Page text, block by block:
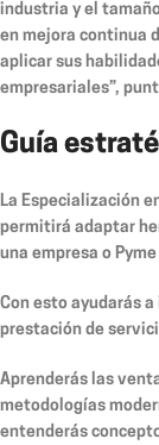
industria y el
en mejora continua
aplicar sus
empresariales”,
Guía
La Especialización
permitirá adaptar
una empresa o
Con esto ayudarás
prestación de
Aprenderás las
metodologías
entenderás